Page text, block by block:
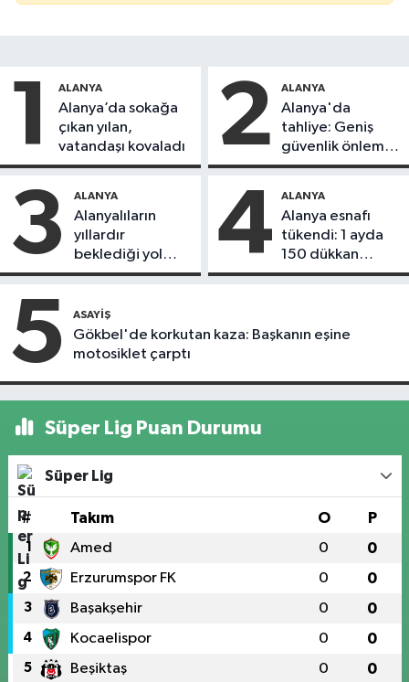
1 ALANYA
Alanya’da sokağa
çıkan yılan,
vatandaşı kovaladı
2 ALANYA
Alanya'da
tahliye: Geniş
güvenlik önlemi
alındı
3 ALANYA
Alanyalıların
yıllardır
beklediği yol
askıdan döndü
4 ALANYA
Alanya esnafı
tükendi: 1 ayda
150 dükkan
kapandı
5 ASAYIŞ
Gökbel'de korkutan kaza: Başkanın eşine
motosiklet çarptı
Süper Lig Puan Durumu
Süper Lig
# Takım O P
1 Amed 0 0
2 Erzurumspor FK 0 0
3 Başakşehir 0 0
4 Kocaelispor 0 0
5 Beşiktaş 0 0